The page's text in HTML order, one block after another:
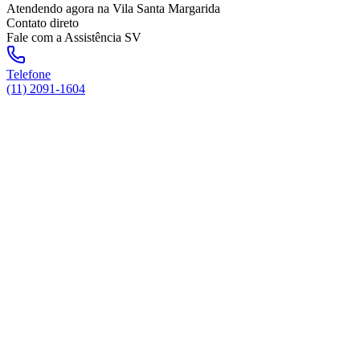
Atendendo agora na Vila Santa Margarida
Contato direto
Fale com a Assistência SV
Telefone
(11) 2091-1604